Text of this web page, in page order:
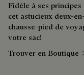
Fidèle à ses
cet astucieux deux-
chausse-pied de
votre sac!
Trouver en Boutique